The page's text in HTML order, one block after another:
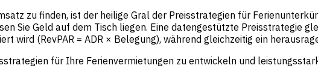
zu finden, ist der heilige Gral der Preisstrategien für
Sie Geld auf dem Tisch liegen. Eine datengestützte Preisstrategie
wird (RevPAR = ADR × Belegung), während gleichzeitig ein
für Ihre Ferienvermietungen zu entwickeln und